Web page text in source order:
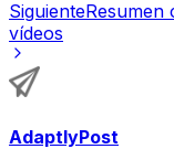
SiguienteResumen
vídeos
AdaptlyPost